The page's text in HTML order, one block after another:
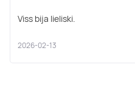
Viss bija lieliski.
2026-02-13